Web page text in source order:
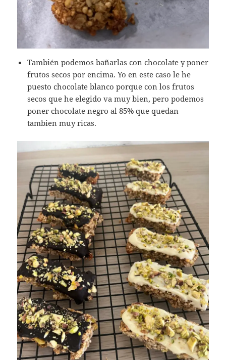
También podemos bañarlas con chocolate y poner
frutos secos por encima. Yo en este caso le he
puesto chocolate blanco porque con los frutos
secos que he elegido va muy bien, pero podemos
poner chocolate negro al 85% que quedan
tambien muy ricas.